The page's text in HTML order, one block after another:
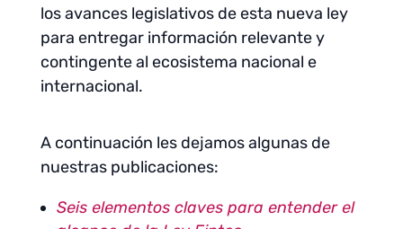
los avances legislativos de esta nueva ley
para entregar información relevante y
contingente al ecosistema nacional e
internacional.
A continuación les dejamos algunas de
nuestras publicaciones:
Seis elementos claves para entender el